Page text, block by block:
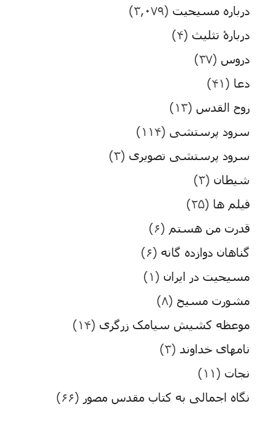
درباره مسیحیت (۳,۰۷۹)
دربارۀ تثلیث (۴)
دروس (۳۷)
دعا (۴۱)
روح القدس (۱۳)
سرود پرستشی (۱۱۴)
سرود پرستشی تصویری (۳)
شیطان (۳)
فیلم ها (۲۵)
قدرت من هستم (۶)
گناهان دوازده گانه (۶)
مسیحیت در ایران (۱)
مشورت مسیح (۸)
موعظه کشیش سیامک زرگری (۱۴)
نامهای خداوند (۳)
نجات (۱۱)
نگاه اجمالی به کتاب مقدس مصور (۶۶)